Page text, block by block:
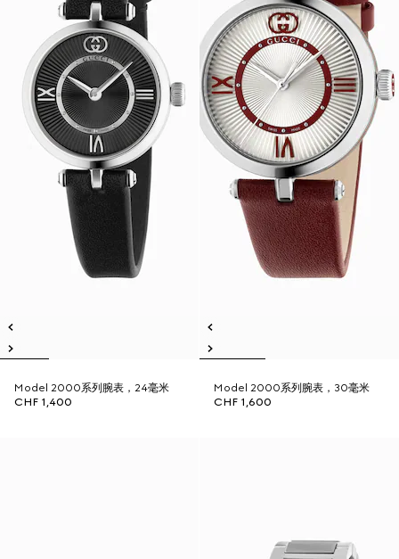
Model 2000系列腕表，24毫米
CHF 1,400
Model 2000系列腕表，30毫米
CHF 1,600